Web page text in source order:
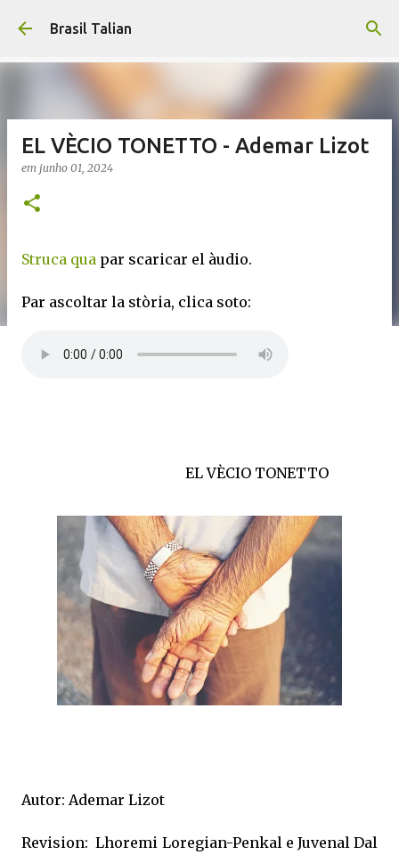
Pular para o conteúdo principal
Brasil Talian
EL VÈCIO TONETTO - Ademar Lizot
em junho 01, 2024
Struca qua par scaricar el àudio.
Par ascoltar la stòria, clica soto:
EL VÈCIO TONETTO
Autor: Ademar Lizot
Revision: Lhoremi Loregian-Penkal e Juvenal Dal